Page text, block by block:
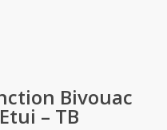
Bivouac
– TB